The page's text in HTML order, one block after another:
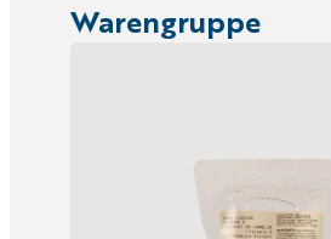
Warengruppe